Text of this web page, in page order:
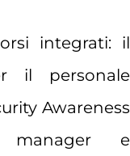
integrati: il
il personale
Awareness
manager e